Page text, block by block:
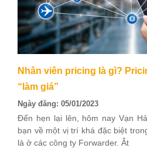
Nhân viên pricing là gì?
“làm giá”
Ngày đăng: 05/01/2023
Đến hẹn lại lên, hôm nay Vạn
bạn về một vị trí khá đặc biệt
là ở các công ty Forwarder. Ắt